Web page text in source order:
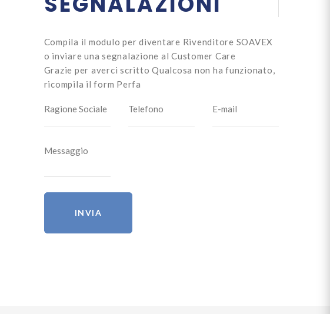
Compila il modulo per diventare Rivenditore SOAVEX
o inviare una segnalazione al Customer Care
Grazie per averci scritto Qualcosa non ha funzionato,
ricompila il form Perfa
INVIA